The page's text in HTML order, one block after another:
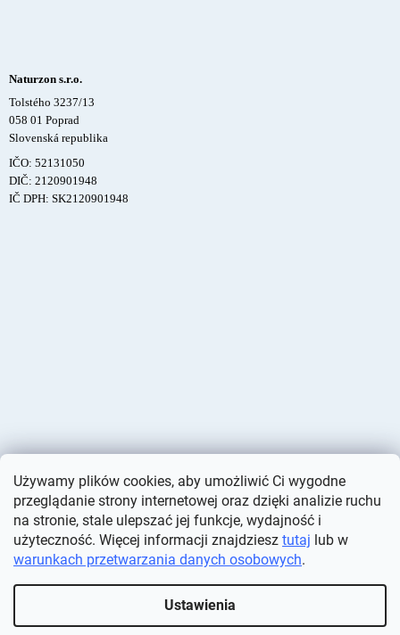
Używamy plików cookies, aby umożliwić Ci wygodne
przeglądanie strony internetowej oraz dzięki analizie ruchu
na stronie, stale ulepszać jej funkcje, wydajność i
użyteczność. Więcej informacji znajdziesz tutaj lub w
warunkach przetwarzania danych osobowych.
Ustawienia
Naturzon s.r.o.
Tolstého 3237/13
058 01 Poprad
Slovenská republika
IČO: 52131050
DIČ: 2120901948
IČ DPH: SK2120901948